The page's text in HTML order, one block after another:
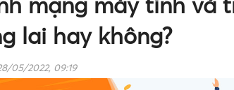
mạng máy tính và
lai hay không?
05/2022, 09:19